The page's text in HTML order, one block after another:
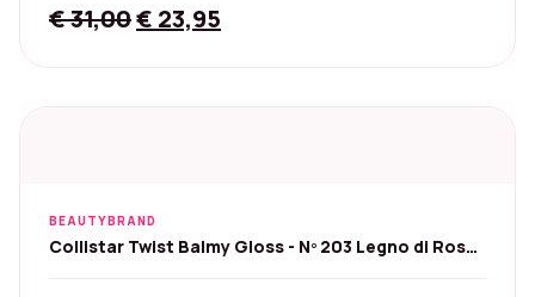
€31,00Original
€ 23,95
BEAUTYBRAND
Collistar Twist Balmy Gloss - Nº 203 Legno di Rosa,